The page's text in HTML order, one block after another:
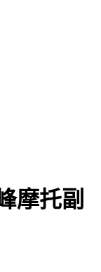
摩托副